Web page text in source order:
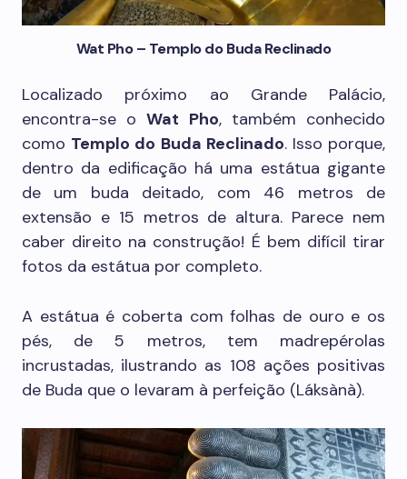
Wat Pho – Templo do Buda Reclinado
Localizado próximo ao Grande Palácio,
encontra-se oWat Pho, também conhecido
como Templo do Buda Reclinado. Isso porque,
dentro da edificação há uma estátua gigante
de um buda deitado, com 46 metros de
extensão e 15 metros de altura. Parece nem
caber direito na construção! É bem difícil tirar
fotos da estátua por completo.
A estátua é coberta com folhas de ouro e os
pés, de 5 metros, tem madrepérolas
incrustadas, ilustrando as 108 ações positivas
de Buda que o levaram à perfeição (Láksànà).